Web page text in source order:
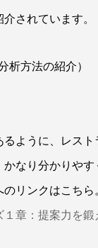
されています。
方法の紹介）
ように、レス
なり分かりやす
リンクはこちら。
章：提案力を鍛